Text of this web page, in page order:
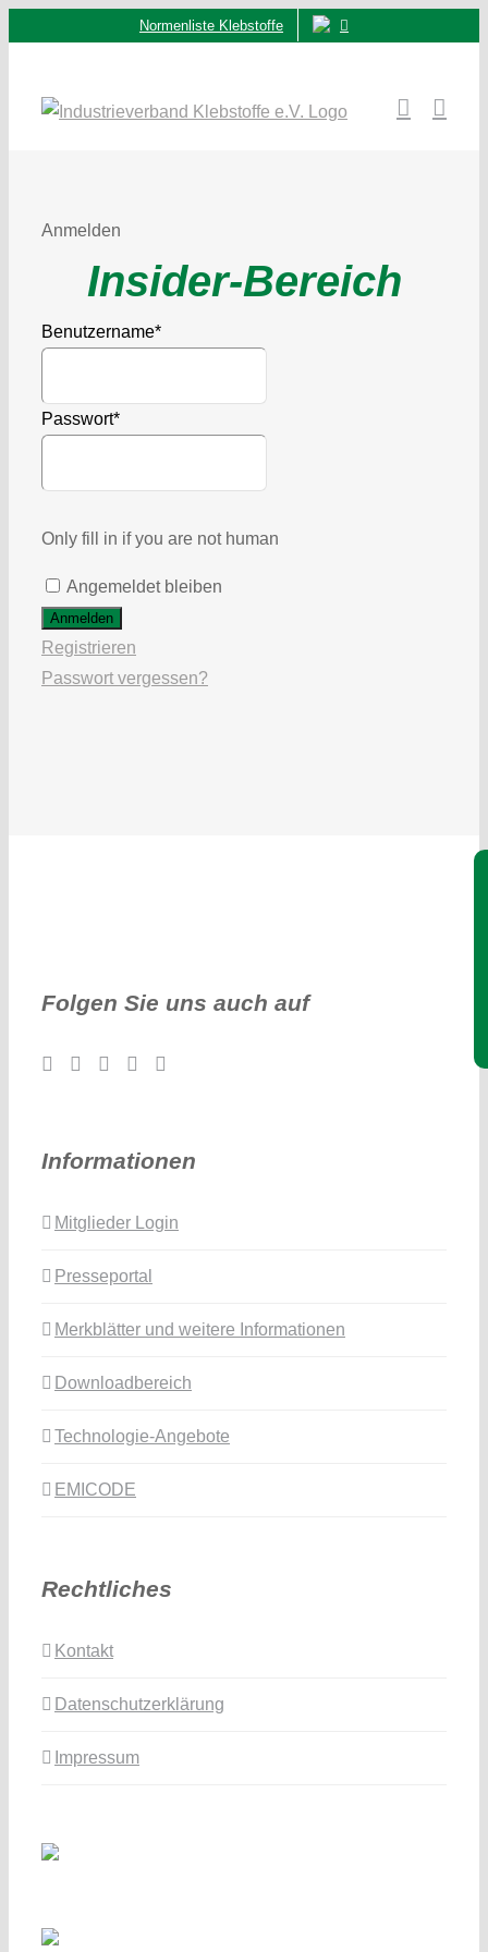
Normenliste Klebstoffe
Anmelden
Insider-Bereich
Benutzername*
Passwort*
Only fill in if you are not human
Angemeldet bleiben
Registrieren
Passwort vergessen?
Folgen Sie uns auch auf
Informationen
Mitglieder Login
Presseportal
Merkblätter und weitere Informationen
Downloadbereich
Technologie-Angebote
EMICODE
Rechtliches
Kontakt
Datenschutzerklärung
Impressum